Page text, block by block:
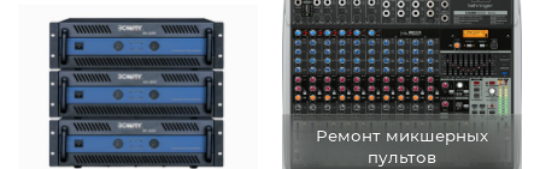
Ремонт микшерных
пультов